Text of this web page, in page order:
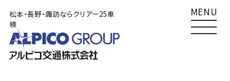
松本・長野・諏訪ならクリアー25車
検
MENU
TOP
Clear25車検
クリアー25車検